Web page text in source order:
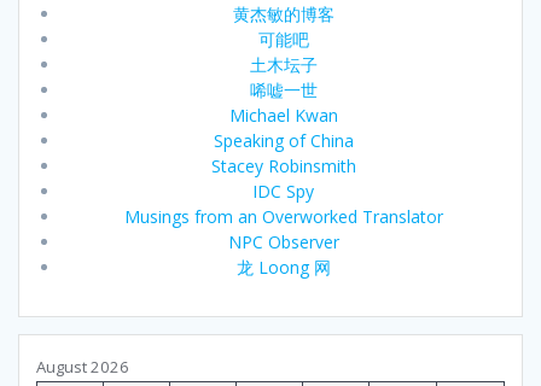
黄杰敏的博客
可能吧
土木坛子
唏嘘一世
Michael Kwan
Speaking of China
Stacey Robinsmith
IDC Spy
Musings from an Overworked Translator
NPC Observer
龙 Loong 网
August 2026